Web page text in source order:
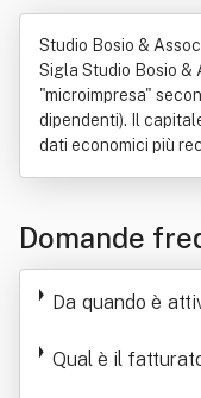
Studio Bosio &
Sigla Studio Bosio &
"microimpresa"
dipendenti). Il
dati economici più
Domande
& Associati
onisti In
ati Srl - S.t.p.
Da quando è
& Associati Srl -
Qual è il